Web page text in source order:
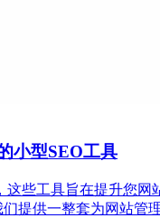
小型SEO工具
这些工具旨在提升您网
们提供一整套为网站管